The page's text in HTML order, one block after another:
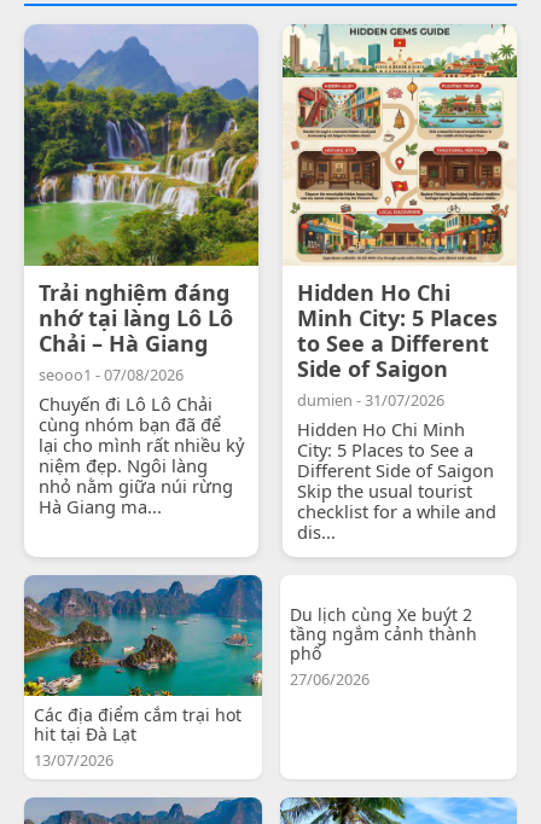
Trải nghiệm đáng
nhớ tại làng Lô Lô
Chải – Hà Giang
seooo1 - 07/08/2026
Chuyến đi Lô Lô Chải
cùng nhóm bạn đã để
lại cho mình rất nhiều kỷ
niệm đẹp. Ngôi làng
nhỏ nằm giữa núi rừng
Hà Giang ma...
Hidden Ho Chi
Minh City: 5 Places
to See a Different
Side of Saigon
dumien - 31/07/2026
Hidden Ho Chi Minh
City: 5 Places to See a
Different Side of Saigon
Skip the usual tourist
checklist for a while and
dis...
Các địa điểm cắm trại hot
hit tại Đà Lạt
13/07/2026
Du lịch cùng Xe buýt 2
tầng ngắm cảnh thành
phố
27/06/2026